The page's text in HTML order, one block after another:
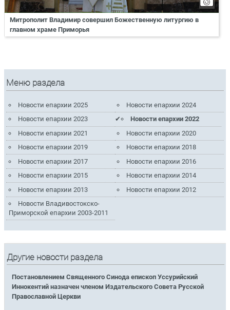
Митрополит Владимир совершил Божественную литургию в
главном храме Приморья
Меню раздела
Новости епархии 2025
Новости епархии 2024
Новости епархии 2023
Новости епархии 2022
Новости епархии 2021
Новости епархии 2020
Новости епархии 2019
Новости епархии 2018
Новости епархии 2017
Новости епархии 2016
Новости епархии 2015
Новости епархии 2014
Новости епархии 2013
Новости епархии 2012
Новости Владивостокско-
Приморской епархии 2003-2011
Другие новости раздела
Постановлением Священного Синода епископ Уссурийский
Иннокентий назначен членом Издательского Совета Русской
Православной Церкви